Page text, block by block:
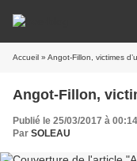
Accueil » Angot-Fillon, victimes
Angot-Fillon,
Publié le 25/03/2017 à 00:14
Par SOLEAU